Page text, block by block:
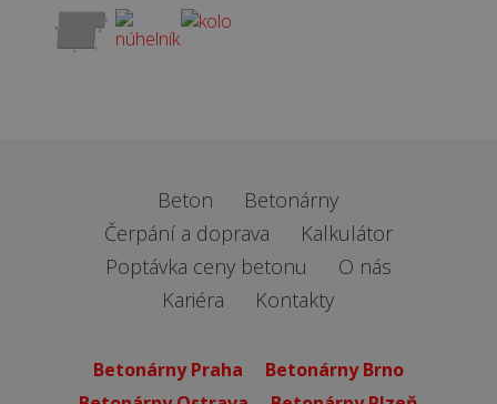
Beton
Betonárny
Čerpání a doprava
Kalkulátor
Poptávka ceny betonu
O nás
Kariéra
Kontakty
Betonárny Praha
Betonárny Brno